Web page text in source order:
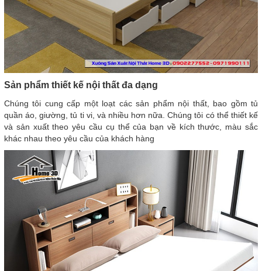
Sản phẩm thiết kế nội thất đa dạng
Chúng tôi cung cấp một loạt các sản phẩm nội thất, bao gồm tủ
quần áo, giường, tủ ti vi, và nhiều hơn nữa. Chúng tôi có thể thiết kế
và sản xuất theo yêu cầu cụ thể của bạn về kích thước, màu sắc
khác nhau theo yêu cầu của khách hàng